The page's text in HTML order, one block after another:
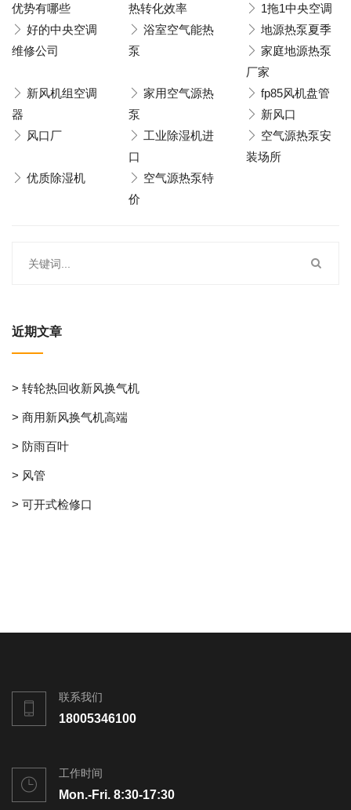
优势有哪些
热转化效率
1拖1中央空调
好的中央空调
维修公司
浴室空气能热
泵
地源热泵夏季
家庭地源热泵
厂家
新风机组空调
器
家用空气源热
泵
fp85风机盘管
新风口
风口厂
工业除湿机进
口
空气源热泵安
装场所
优质除湿机
空气源热泵特
价
近期文章
> 转轮热回收新风换气机
> 商用新风换气机高端
> 防雨百叶
> 风管
> 可开式检修口
联系我们
18005346100
工作时间
Mon.-Fri. 8:30-17:30